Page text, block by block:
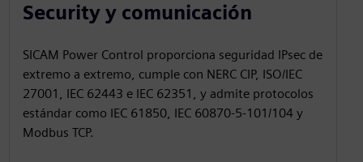
Security y comunicación
SICAM Power Control proporciona seguridad IPsec de
extremo a extremo, cumple con NERC CIP, ISO/IEC
27001, IEC 62443 e IEC 62351, y admite protocolos
estándar como IEC 61850, IEC 60870-5-101/104 y
Modbus TCP.